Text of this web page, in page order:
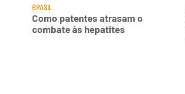
BRASIL
Como patentes atrasam o
combate às hepatites